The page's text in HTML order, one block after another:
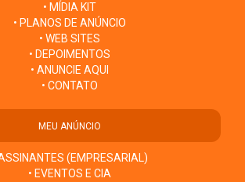
• MÍDIA KIT
• PLANOS DE ANÚNCIO
• WEB SITES
• DEPOIMENTOS
• ANUNCIE AQUI
• CONTATO
MEU ANÚNCIO
(EMPRESARIAL)
• EVENTOS E CIA